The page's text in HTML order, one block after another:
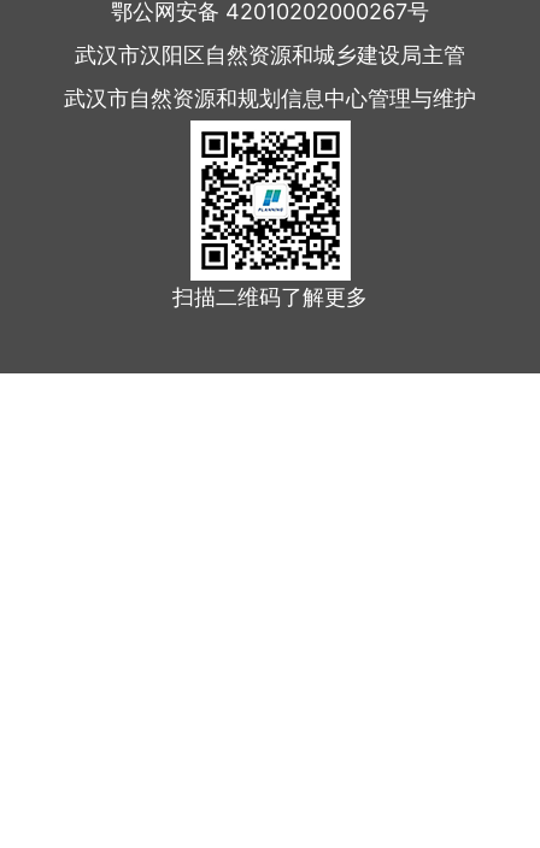
鄂公网安备 42010202000267号
武汉市汉阳区自然资源和城乡建设局主管
武汉市自然资源和规划信息中心管理与维护
扫描二维码了解更多